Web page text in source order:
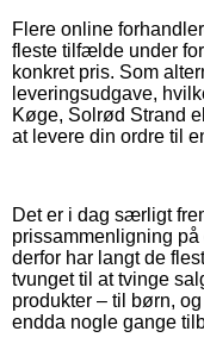
Flere online
fleste tilfælde under
konkret pris. Som
leveringsudgave,
Køge, Solrød Strand
at levere din ordre til
Det er i dag særligt
prissammenligning
derfor har langt de
tvunget til at tvinge
produkter – til børn,
endda nogle gange